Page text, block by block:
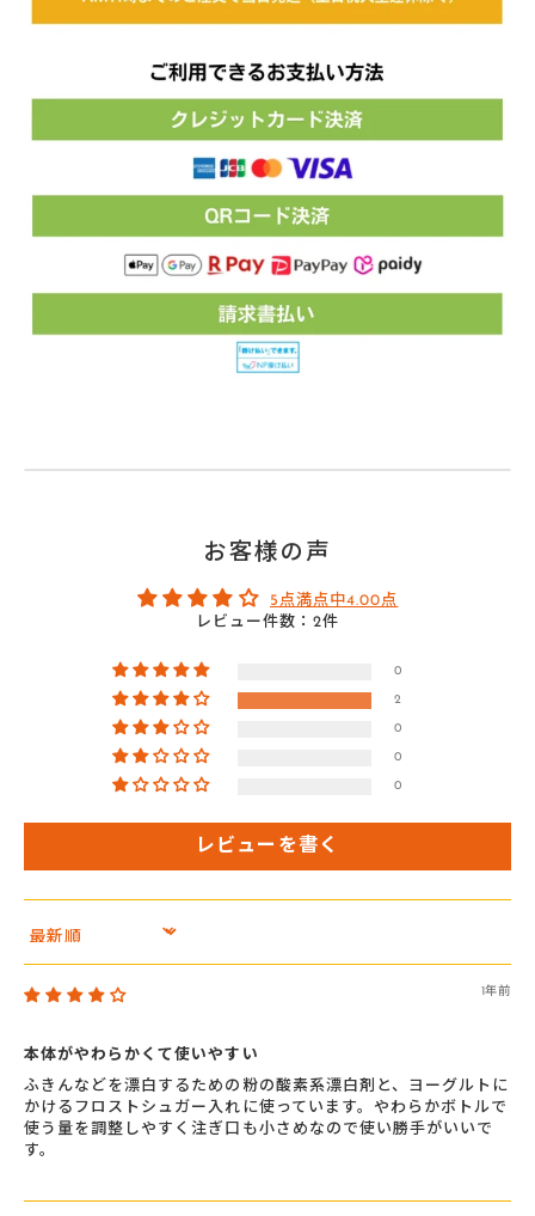
お客様の声
5点満点中4.00点
レビュー件数：2件
0
2
0
0
0
レビューを書く
Sort by
1年前
本体がやわらかくて使いやすい
ふきんなどを漂白するための粉の酸素系漂白剤と、ヨーグルトに
かけるフロストシュガー入れに使っています。やわらかボトルで
使う量を調整しやすく注ぎ口も小さめなので使い勝手がいいで
す。